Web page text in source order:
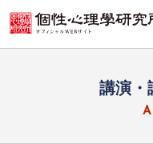
講演・